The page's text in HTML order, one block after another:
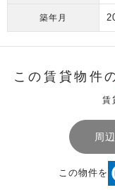
築年月
この賃貸物件
賃
周
この物件を